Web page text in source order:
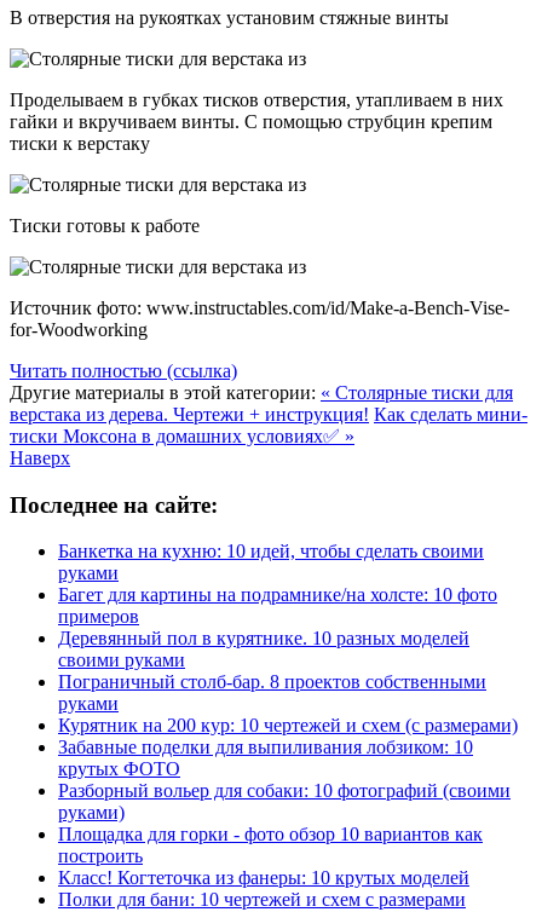
В отверстия на рукоятках установим стяжные винты
Проделываем в губках тисков отверстия, утапливаем в них
гайки и вкручиваем винты. С помощью струбцин крепим
тиски к верстаку
Тиски готовы к работе
Источник фото: www.instructables.com/id/Make-a-Bench-Vise-
for-Woodworking
Читать полностью (ссылка)
Другие материалы в этой категории: « Столярные тиски для
верстака из дерева. Чертежи + инструкция! Как сделать мини-
тиски Моксона в домашних условиях✅ »
Наверх
Последнее на сайте:
Банкетка на кухню: 10 идей, чтобы сделать своими
руками
Багет для картины на подрамнике/на холсте: 10 фото
примеров
Деревянный пол в курятнике. 10 разных моделей
своими руками
Пограничный столб-бар. 8 проектов собственными
руками
Курятник на 200 кур: 10 чертежей и схем (с размерами)
Забавные поделки для выпиливания лобзиком: 10
крутых ФОТО
Разборный вольер для собаки: 10 фотографий (своими
руками)
Площадка для горки - фото обзор 10 вариантов как
построить
Класс! Когтеточка из фанеры: 10 крутых моделей
Полки для бани: 10 чертежей и схем с размерами